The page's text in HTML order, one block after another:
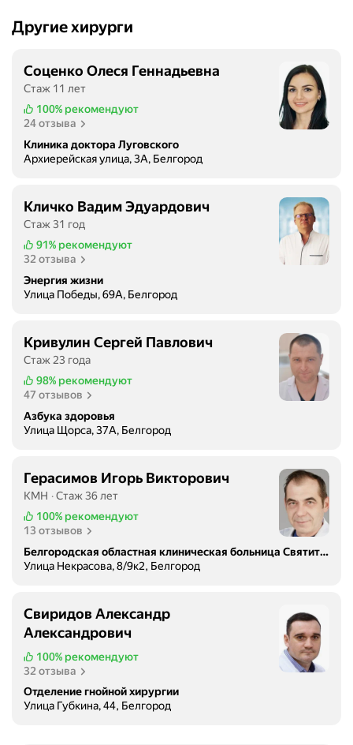
Другие хирурги
Соценко Олеся Геннадьевна
Стаж 11 лет
100% рекомендуют
24 отзыва
Клиника доктора Луговского
Архиерейская улица, 3А, Белгород
Кличко Вадим Эдуардович
Стаж 31 год
91% рекомендуют
32 отзыва
Энергия жизни
Улица Победы, 69А, Белгород
Кривулин Сергей Павлович
Стаж 23 года
98% рекомендуют
47 отзывов
Азбука здоровья
Улица Щорса, 37А, Белгород
Герасимов Игорь Викторович
КМН
Стаж 36 лет
100% рекомендуют
13 отзывов
Белгородская областная клиническая больница Святителя Иоасафа
Улица Некрасова, 8/9к2, Белгород
Свиридов Александр
Александрович
100% рекомендуют
32 отзыва
Отделение гнойной хирургии
Улица Губкина, 44, Белгород